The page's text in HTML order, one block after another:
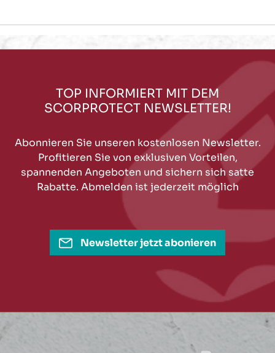
TOP INFORMIERT MIT DEM
SCORPROTECT NEWSLETTER!
Abonnieren Sie unseren kostenlosen Newsletter.
Profitieren Sie von exklusiven Vorteilen,
spannenden Angeboten und sichern sich satte
Rabatte. Abmelden ist jederzeit möglich
Newsletter jetzt abonieren